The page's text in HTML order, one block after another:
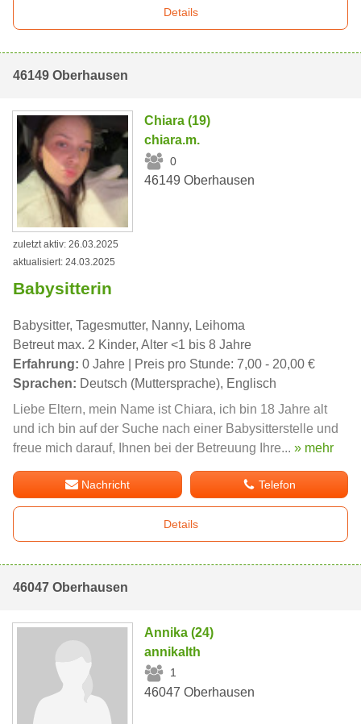
Details
46149 Oberhausen
Chiara (19)
chiara.m.
0
46149 Oberhausen
zuletzt aktiv: 26.03.2025
aktualisiert: 24.03.2025
Babysitterin
Babysitter, Tagesmutter, Nanny, Leihoma
Betreut max. 2 Kinder, Alter <1 bis 8 Jahre
Erfahrung: 0 Jahre | Preis pro Stunde: 7,00 - 20,00 €
Sprachen: Deutsch (Muttersprache), Englisch
Liebe Eltern, mein Name ist Chiara, ich bin 18 Jahre alt
und ich bin auf der Suche nach einer Babysitterstelle und
freue mich darauf, Ihnen bei der Betreuung Ihre... » mehr
Nachricht Telefon
Details
46047 Oberhausen
Annika (24)
annikalth
1
46047 Oberhausen